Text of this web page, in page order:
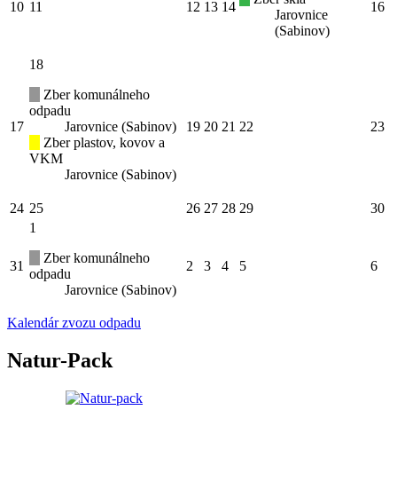
10 11 12 13 14
Jarovnice
(Sabinov)
16
17
18
Zber komunálneho
odpadu
Jarovnice (Sabinov)
Zber plastov, kovov a
VKM
Jarovnice (Sabinov)
19 20 21 22 23
24 25 26 27 28 29 30
31
1
Zber komunálneho
odpadu
Jarovnice (Sabinov)
2 3 4 5 6
Kalendár zvozu odpadu
Natur-Pack